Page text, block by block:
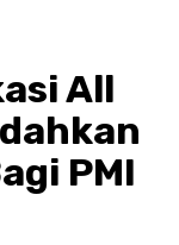
All
PMI